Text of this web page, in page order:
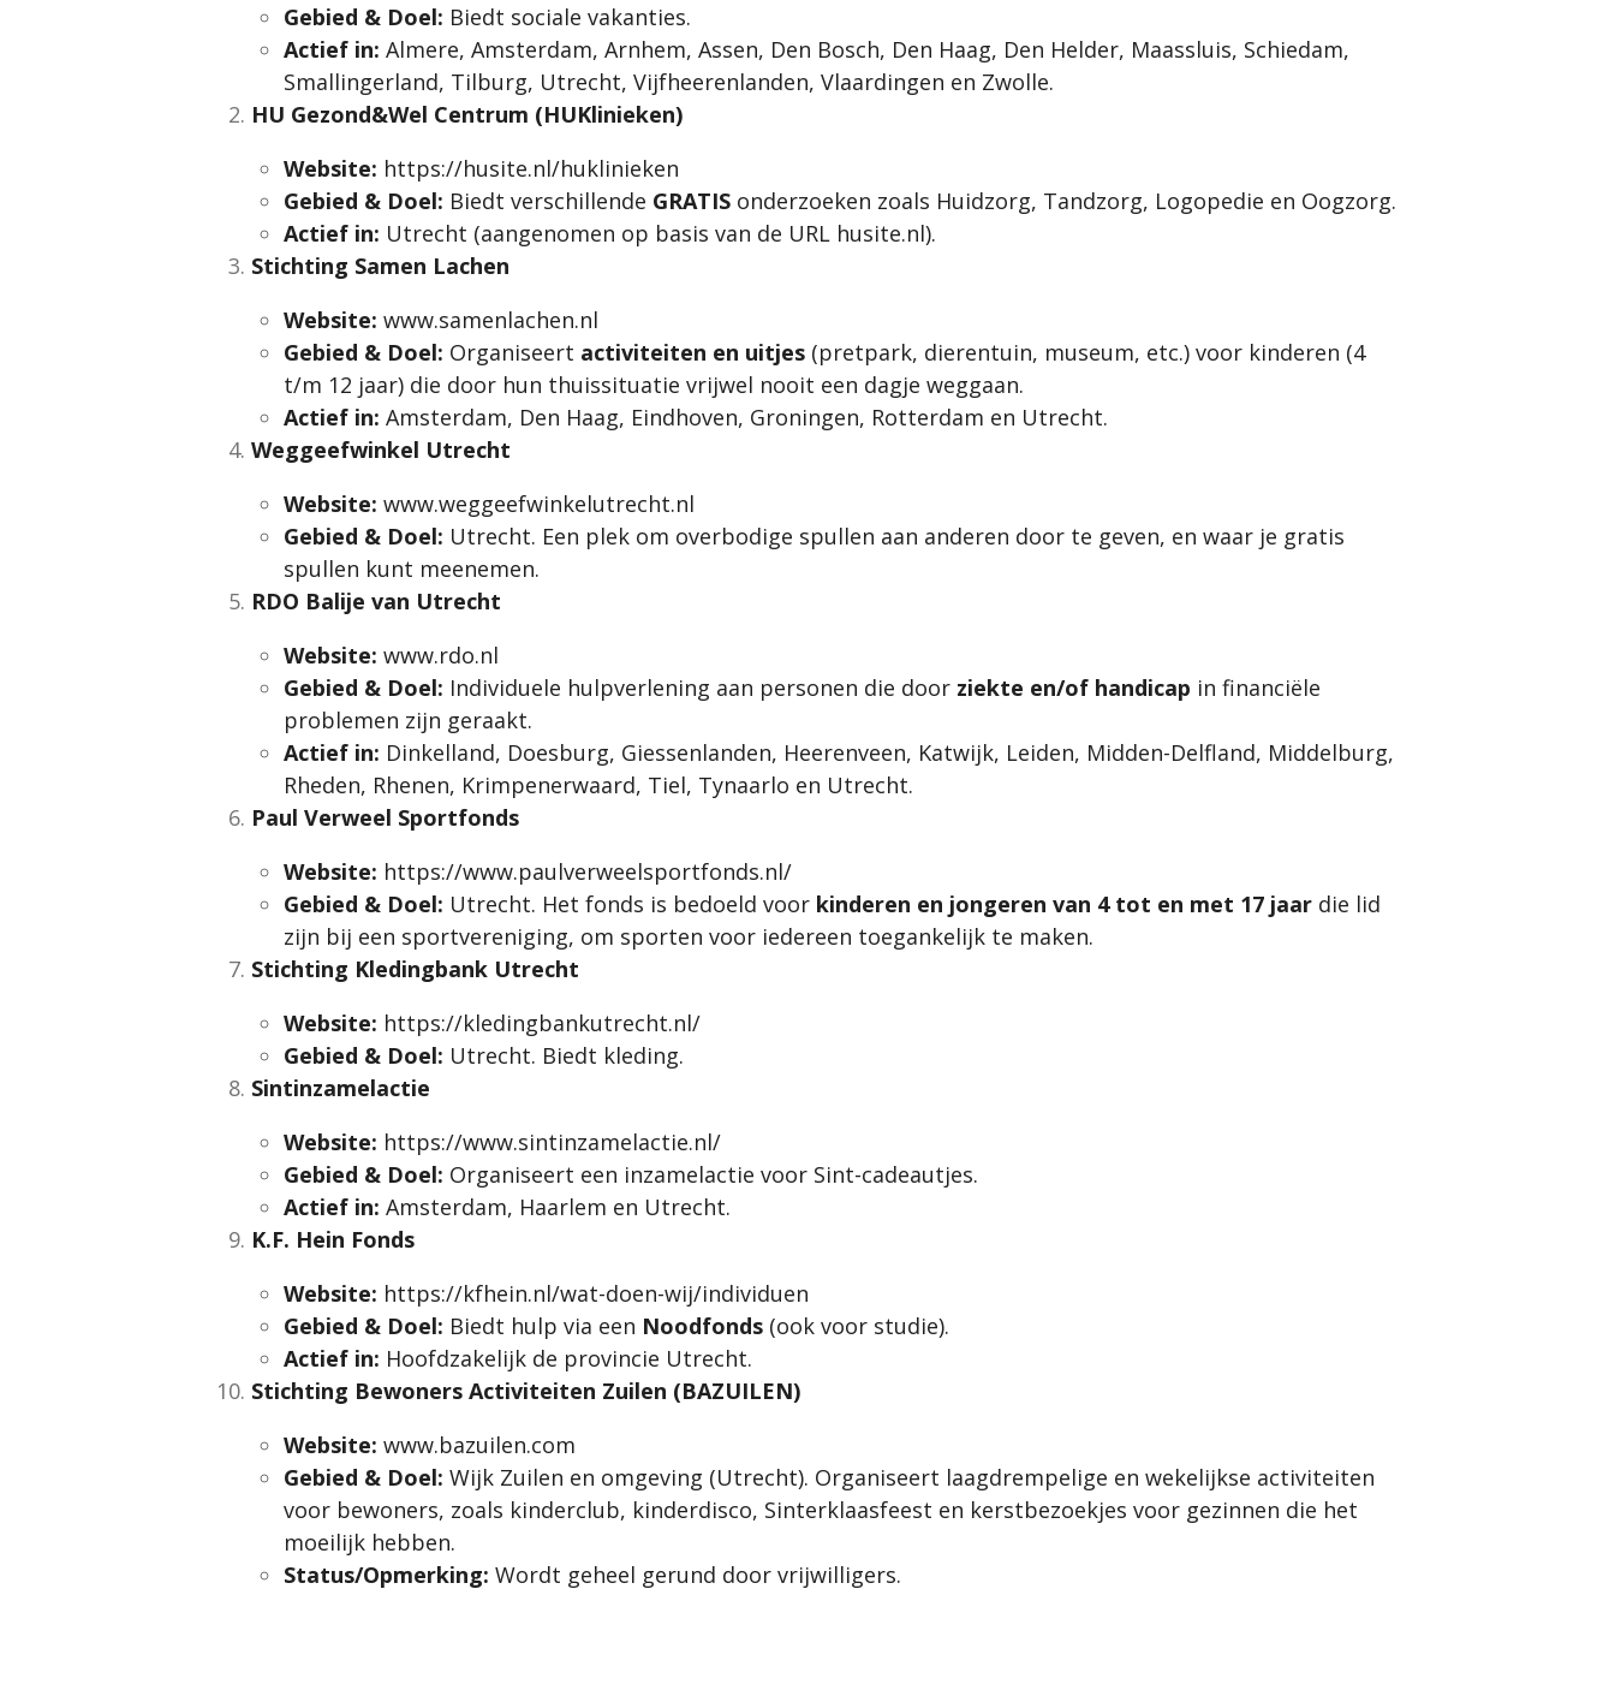
Gebied & Doel: Biedt sociale vakanties.
Actief in: Almere, Amsterdam, Arnhem, Assen, Den Bosch, Den Haag, Den Helder, Maassluis, Schiedam,
Smallingerland, Tilburg, Utrecht, Vijfheerenlanden, Vlaardingen en Zwolle.
HU Gezond&Wel Centrum (HUKlinieken)
Website: https://husite.nl/huklinieken
Gebied & Doel: Biedt verschillende GRATIS onderzoeken zoals Huidzorg, Tandzorg, Logopedie en Oogzorg.
Actief in: Utrecht (aangenomen op basis van de URL husite.nl).
Stichting Samen Lachen
Website: www.samenlachen.nl
Gebied & Doel: Organiseert activiteiten en uitjes (pretpark, dierentuin, museum, etc.) voor kinderen (4
t/m 12 jaar) die door hun thuissituatie vrijwel nooit een dagje weggaan.
Actief in: Amsterdam, Den Haag, Eindhoven, Groningen, Rotterdam en Utrecht.
Weggeefwinkel Utrecht
Website: www.weggeefwinkelutrecht.nl
Gebied & Doel: Utrecht. Een plek om overbodige spullen aan anderen door te geven, en waar je gratis
spullen kunt meenemen.
RDO Balije van Utrecht
Website: www.rdo.nl
Gebied & Doel: Individuele hulpverlening aan personen die door ziekte en/of handicap in financiële
problemen zijn geraakt.
Actief in: Dinkelland, Doesburg, Giessenlanden, Heerenveen, Katwijk, Leiden, Midden-Delfland, Middelburg,
Rheden, Rhenen, Krimpenerwaard, Tiel, Tynaarlo en Utrecht.
Paul Verweel Sportfonds
Website: https://www.paulverweelsportfonds.nl/
Gebied & Doel: Utrecht. Het fonds is bedoeld voor kinderen en jongeren van 4 tot en met 17 jaar die lid
zijn bij een sportvereniging, om sporten voor iedereen toegankelijk te maken.
Stichting Kledingbank Utrecht
Website: https://kledingbankutrecht.nl/
Gebied & Doel: Utrecht. Biedt kleding.
Sintinzamelactie
Website: https://www.sintinzamelactie.nl/
Gebied & Doel: Organiseert een inzamelactie voor Sint-cadeautjes.
Actief in: Amsterdam, Haarlem en Utrecht.
K.F. Hein Fonds
Website: https://kfhein.nl/wat-doen-wij/individuen
Gebied & Doel: Biedt hulp via een Noodfonds (ook voor studie).
Actief in: Hoofdzakelijk de provincie Utrecht.
Stichting Bewoners Activiteiten Zuilen (BAZUILEN)
Website: www.bazuilen.com
Gebied & Doel: Wijk Zuilen en omgeving (Utrecht). Organiseert laagdrempelige en wekelijkse activiteiten
voor bewoners, zoals kinderclub, kinderdisco, Sinterklaasfeest en kerstbezoekjes voor gezinnen die het
moeilijk hebben.
Status/Opmerking: Wordt geheel gerund door vrijwilligers.